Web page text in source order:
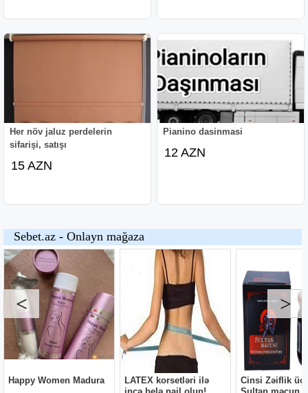
Her növ jaluz perdelerin
sifarişi, satışı
15 AZN
Pianino dasinmasi
12 AZN